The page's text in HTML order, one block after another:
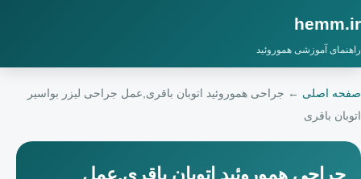
hemm.ir
راهنمای آموزشی هموروئید
صفحه اصلی ← جراحی هموروئید اتوبان باقری,عمل جراحی لیزر بواسیر
اتوبان باقری
جراحی هموروئید اتوبان باقری,عمل